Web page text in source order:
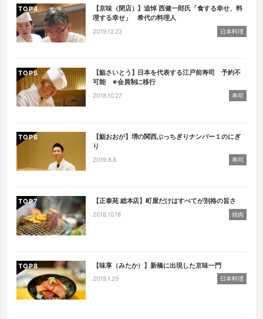
TOP
【京味（閉店）】追悼 西健一郎氏「食する幸せ、料
理する幸せ」 希代の料理人
2019.12.22 日本料理
TOP
【鮨さいとう】日本を代表する江戸前寿司 予約不
可能 ※会員制に移行
2018.10.27 寿司
TOP
【鮨おおが】堺の関西ぶっちぎりナンバー１のにぎ
り
2019.8.8 寿司
TOP 【正泰苑 総本店】町屋だけはすべてが別格の旨さ
2018.10.18 焼肉
TOP 【味享（みたか）】新橋に出現した京味一門
2019.1.29 日本料理